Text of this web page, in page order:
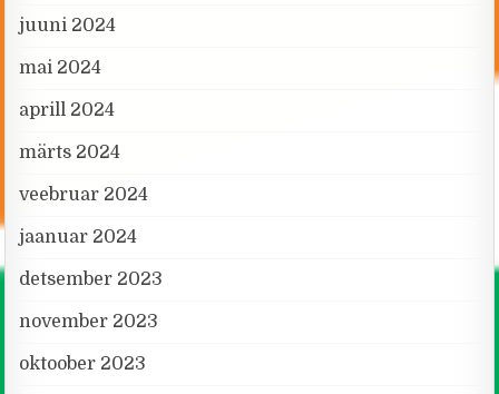
juuni 2024
mai 2024
aprill 2024
märts 2024
veebruar 2024
jaanuar 2024
detsember 2023
november 2023
oktoober 2023